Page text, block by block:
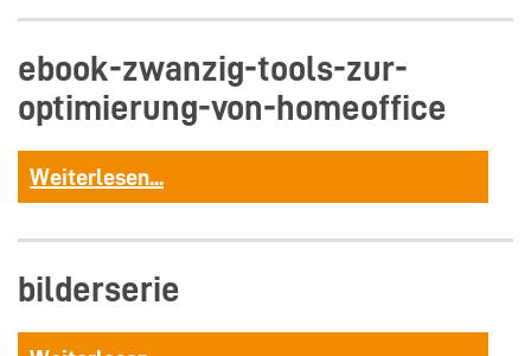
ebook-zwanzig-tools-zur-
optimierung-von-homeoffice
Weiterlesen...
bilderserie